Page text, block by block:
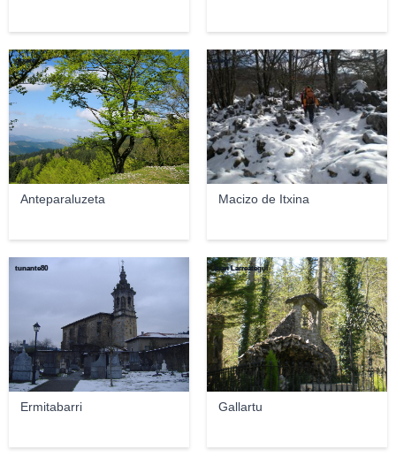
Anteparaluzeta
gtxaro
Macizo de Itxina
oargi
Ermitabarri
tunante80
Gallartu
Juan Larreategui